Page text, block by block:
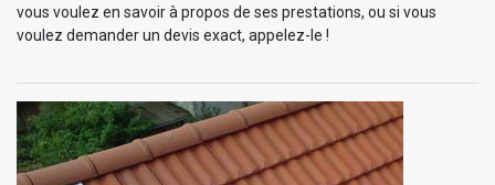
vous voulez en savoir à propos de ses prestations, ou si vous
voulez demander un devis exact, appelez-le !